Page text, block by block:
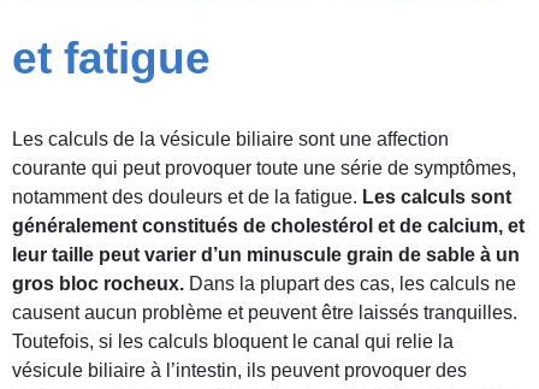
et fatigue
Les calculs de la vésicule biliaire sont une affection
courante qui peut provoquer toute une série de symptômes,
notamment des douleurs et de la fatigue. Les calculs sont
généralement constitués de cholestérol et de calcium, et
leur taille peut varier d’un minuscule grain de sable à un
gros bloc rocheux. Dans la plupart des cas, les calculs ne
causent aucun problème et peuvent être laissés tranquilles.
Toutefois, si les calculs bloquent le canal qui relie la
vésicule biliaire à l’intestin, ils peuvent provoquer des